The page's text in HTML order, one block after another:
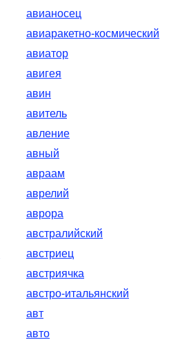
авианосец
авиаракетно-космический
авиатор
авигея
авин
авитель
авление
авный
авраам
аврелий
аврора
австралийский
австриец
австриячка
австро-итальянский
авт
авто